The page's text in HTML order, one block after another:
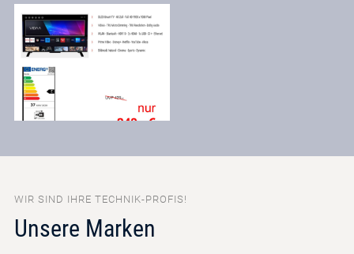
WIR SIND IHRE TECHNIK-PROFIS!
Unsere Marken